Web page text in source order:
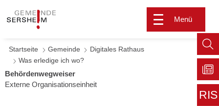
Menü
Startseite Gemeinde
Digitales Rathaus
Was erledige ich wo?
Behördenwegweiser
Externe Organisationseinheit
Zu
RIS